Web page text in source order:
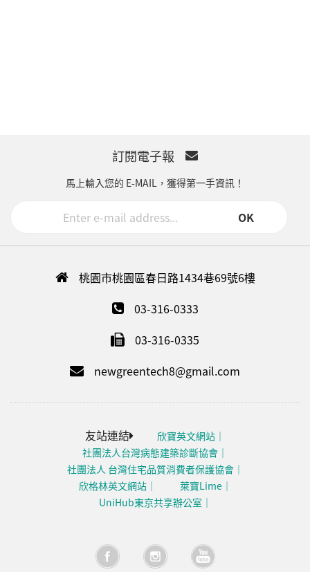
訂閱電子報
馬上輸入您的 E-MAIL，獲得第一手資訊！
OK
桃園市桃園區春日路1434巷69號6樓
03-316-0333
03-316-0335
newgreentech8@gmail.com
友站連結
欣寶英文網站
社團法人台灣病態建築診斷協會
社團法人 台灣住宅品質消費者保護協會
欣格林英文網站
萊寶Lime
UniHub東京共享辦公室